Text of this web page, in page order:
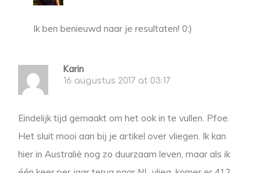
Ik ben benieuwd naar je resultaten! 0:)
Karin
16 augustus 2017 at 03:17
Eindelijk tijd gemaakt om het ook in te vullen. Pfoe.
Het sluit mooi aan bij je artikel over vliegen. Ik kan
hier in Australië nog zo duurzaam leven, maar als ik